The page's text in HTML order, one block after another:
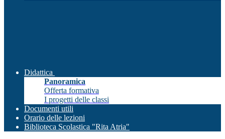
Didattica
Panoramica
Offerta formativa
I progetti delle classi
Documenti utili
Orario delle lezioni
Biblioteca Scolastica "Rita Atria"